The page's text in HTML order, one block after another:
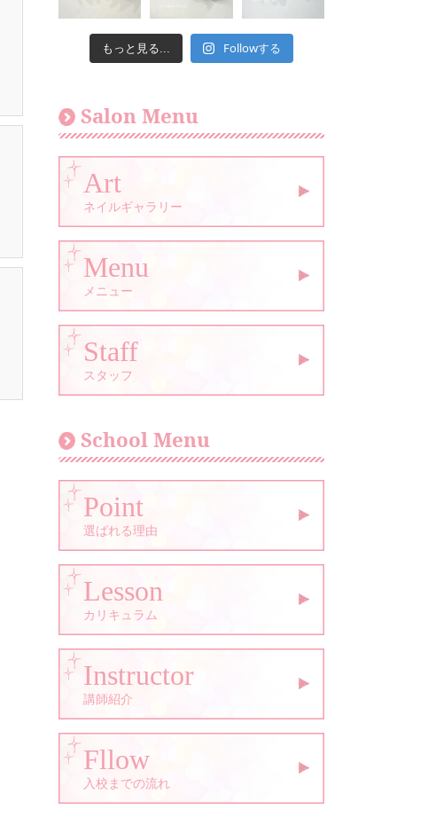
もっと見る... Followする
Salon Menu
Art
ネイルギャラリー
Menu
メニュー
Staff
スタッフ
School Menu
Point
選ばれる理由
Lesson
カリキュラム
Instructor
講師紹介
Fllow
入校までの流れ